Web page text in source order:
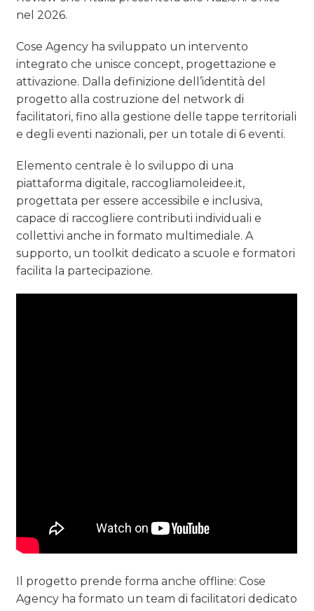
nel 2026.
Cose Agency ha sviluppato un intervento
integrato che unisce concept, progettazione e
attivazione. Dalla definizione dell’identità del
progetto alla costruzione del network di
facilitatori, fino alla gestione delle tappe territoriali
e degli eventi nazionali, per un totale di 6 eventi.
Elemento centrale è lo sviluppo di una
piattaforma digitale, raccogliamoleidee.it,
progettata per essere accessibile e inclusiva,
capace di raccogliere contributi individuali e
collettivi anche in formato multimediale. A
supporto, un toolkit dedicato a scuole e formatori
facilita la partecipazione.
Il progetto prende forma anche offline: Cose
Agency ha formato un team di facilitatori dedicato